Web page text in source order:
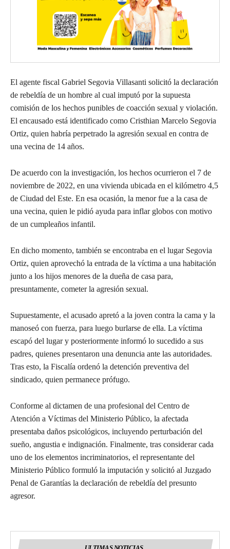
El agente fiscal Gabriel Segovia Villasanti solicitó la declaración
de rebeldía de un hombre al cual imputó por la supuesta
comisión de los hechos punibles de coacción sexual y violación.
El encausado está identificado como Cristhian Marcelo Segovia
Ortiz, quien habría perpetrado la agresión sexual en contra de
una vecina de 14 años.
De acuerdo con la investigación, los hechos ocurrieron el 7 de
noviembre de 2022, en una vivienda ubicada en el kilómetro 4,5
de Ciudad del Este. En esa ocasión, la menor fue a la casa de
una vecina, quien le pidió ayuda para inflar globos con motivo
de un cumpleaños infantil.
En dicho momento, también se encontraba en el lugar Segovia
Ortiz, quien aprovechó la entrada de la víctima a una habitación
junto a los hijos menores de la dueña de casa para,
presuntamente, cometer la agresión sexual.
Supuestamente, el acusado apretó a la joven contra la cama y la
manoseó con fuerza, para luego burlarse de ella. La víctima
escapó del lugar y posteriormente informó lo sucedido a sus
padres, quienes presentaron una denuncia ante las autoridades.
Tras esto, la Fiscalía ordenó la detención preventiva del
sindicado, quien permanece prófugo.
Conforme al dictamen de una profesional del Centro de
Atención a Víctimas del Ministerio Público, la afectada
presentaba daños psicológicos, incluyendo perturbación del
sueño, angustia e indignación. Finalmente, tras considerar cada
uno de los elementos incriminatorios, el representante del
Ministerio Público formuló la imputación y solicitó al Juzgado
Penal de Garantías la declaración de rebeldía del presunto
agresor.